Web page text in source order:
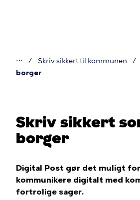
Du
⋯ Skriv sikkert til kommunen
borger
Skriv sikkert
borger
Digital Post gør det muligt
kommunikere digitalt med
fortrolige sager.